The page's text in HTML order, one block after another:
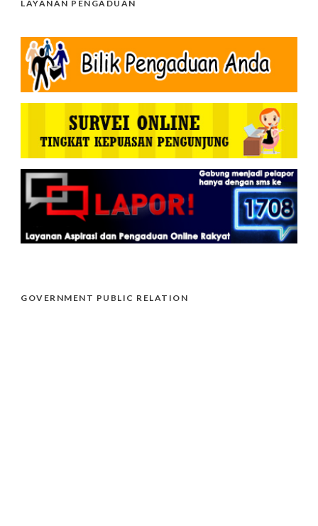
LAYANAN PENGADUAN
GOVERNMENT PUBLIC RELATION